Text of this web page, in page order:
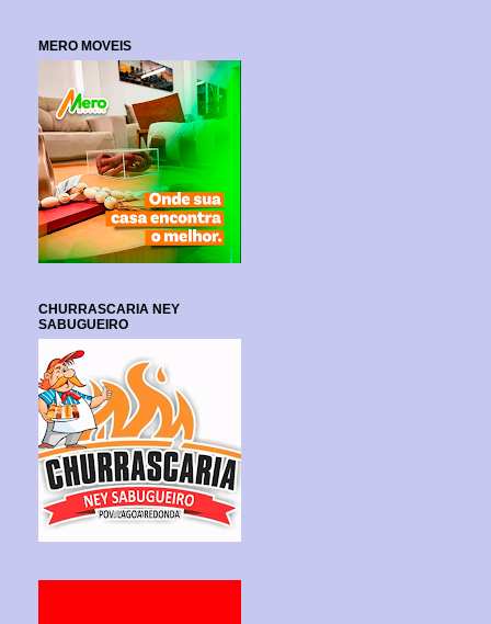
MERO MOVEIS
CHURRASCARIA NEY
SABUGUEIRO